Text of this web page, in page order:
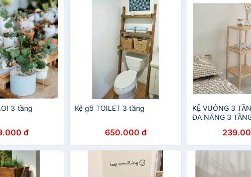
3 tầng
đ
Kệ gỗ TOILET 3 tầng
650.000 đ
KỆ VUÔNG 3
ĐA NĂNG 3